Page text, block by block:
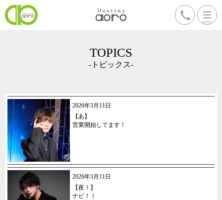
TOPICS
-トピックス-
2026年3月11日
【あ】
営業開始してます！
2026年3月11日
【夜！】
ナビ！！